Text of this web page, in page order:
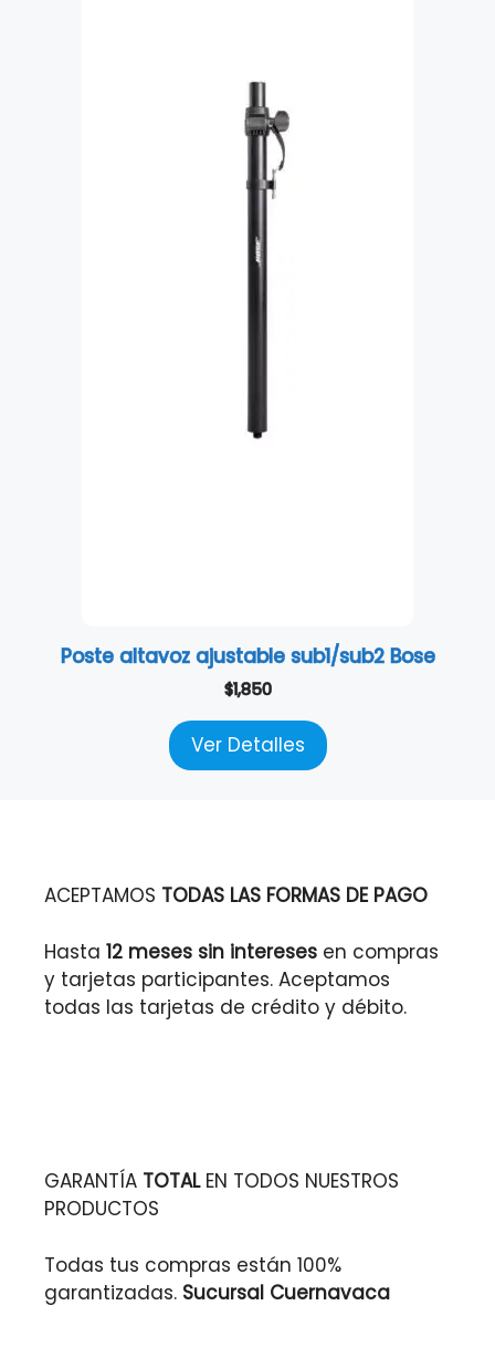
Poste altavoz ajustable sub1/sub2 Bose
$1,850
Ver Detalles
ACEPTAMOS TODAS LAS FORMAS DE PAGO
Hasta 12 meses sin intereses en compras
y tarjetas participantes. Aceptamos
todas las tarjetas de crédito y débito.
GARANTÍA TOTALEN TODOS NUESTROS
PRODUCTOS
Todas tus compras están 100%
garantizadas. Sucursal Cuernavaca